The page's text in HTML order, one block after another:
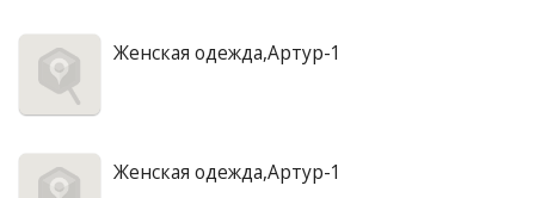
Женская одежда,Артур-1
Женская одежда,Артур-1